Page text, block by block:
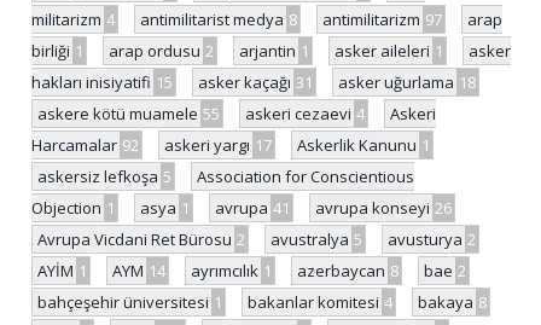
militarizm 4 antimilitarist medya 8 antimilitarizm 97
arap
birliği 1 arap ordusu 2 arjantin 1 asker aileleri 1
asker
hakları inisiyatifi 15 asker kaçağı 31 asker uğurlama 18
askere kötü muamele 55 askeri cezaevi 4
Askeri
Harcamalar 92 askeri yargı 17 Askerlik Kanunu 1
askersiz lefkoşa 5
Association for Conscientious
Objection 1 asya 1 avrupa 41 avrupa konseyi 26
Avrupa Vicdani Ret Bürosu 2 avustralya 5 avusturya 2
AYİM 1 AYM 14 ayrımcılık 1 azerbaycan 8 bae 2
bahçeşehir üniversitesi 1 bakanlar komitesi 4 bakaya 8